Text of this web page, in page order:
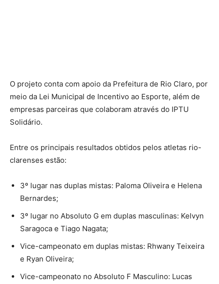
O projeto conta com apoio da Prefeitura de Rio Claro, por
meio da Lei Municipal de Incentivo ao Esporte, além de
empresas parceiras que colaboram através do IPTU
Solidário.
Entre os principais resultados obtidos pelos atletas rio-
clarenses estão:
3º lugar nas duplas mistas: Paloma Oliveira e Helena
Bernardes;
3º lugar no Absoluto G em duplas masculinas: Kelvyn
Saragoca e Tiago Nagata;
Vice-campeonato em duplas mistas: Rhwany Teixeira
e Ryan Oliveira;
Vice-campeonato no Absoluto F Masculino: Lucas